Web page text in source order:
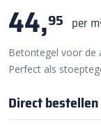
44,95 per
Betontegel voor de
Perfect als
Direct bestellen